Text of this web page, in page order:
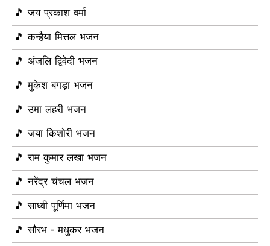
🎵 जय प्रकाश वर्मा
🎵 कन्हैया मित्तल भजन
🎵 अंजलि द्विवेदी भजन
🎵 मुकेश बगड़ा भजन
🎵 उमा लहरी भजन
🎵 जया किशोरी भजन
🎵 राम कुमार लखा भजन
🎵 नरेंद्र चंचल भजन
🎵 साध्वी पूर्णिमा भजन
🎵 सौरभ - मधुकर भजन